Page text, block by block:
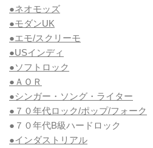
●ネオモッズ
●モダンUK
●エモ/スクリーモ
●USインディ
●ソフトロック
●ＡＯＲ
●シンガー・ソング・ライター
●７０年代ロック/ポップ/フォーク
●７０年代B級ハードロック
●インダストリアル